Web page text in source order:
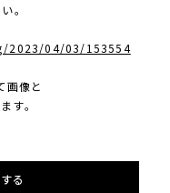
。
2023/04/03/153554
画像と
す。
る